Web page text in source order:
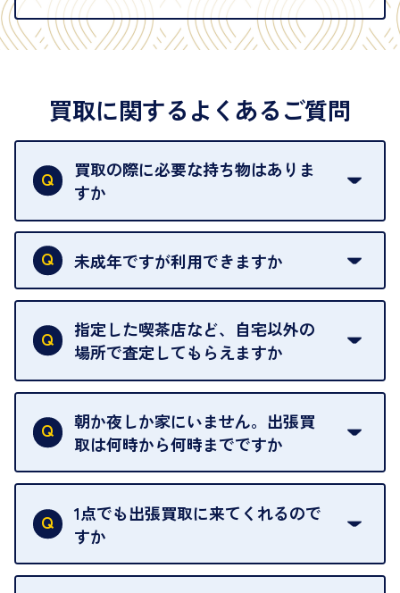
買取に関するよくあるご質問
買取の際に必要な持ち物はありま
すか
本人確認書類をご用意ください。ご利用になれる書
類はこちらをご確認ください。
未成年ですが利用できますか
18歳未満の方は、保護者の同意があってもご利用い
ただけません。
指定した喫茶店など、自宅以外の
場所で査定してもらえますか
ご自宅以外での査定はお引き受けできません。ご指
定のお店や、ほかのお客様への迷惑となることが考
えられるためです。
朝か夜しか家にいません。出張買
取は何時から何時までですか
ご訪問可能時間は、10時から19時です。
ただし、お品物の種類や量によっては対応させてい
ただくことがあります。
1点でも出張買取に来てくれるので
すか
はい。1点でもお伺いします。